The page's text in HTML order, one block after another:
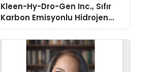
Kleen-Hy-Dro-Gen Inc., Sıfır
Karbon Emisyonlu Hidrojen
Isıtma Teknolojisinde ISO ve
TSSA Düzenleyici Onaylarını